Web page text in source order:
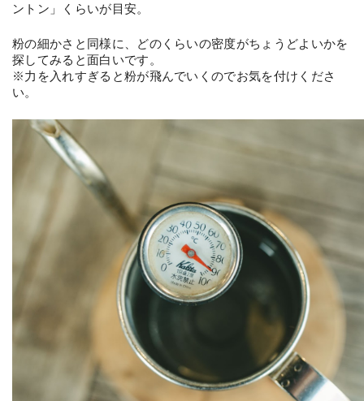
ントン」くらいが目安。
粉の細かさと同様に、どのくらいの密度がちょうどよいかを
探してみると面白いです。
※力を入れすぎると粉が飛んでいくのでお気を付けくださ
い。